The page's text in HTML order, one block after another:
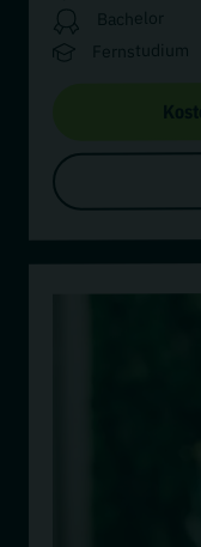
Bachelor
Fernstudium